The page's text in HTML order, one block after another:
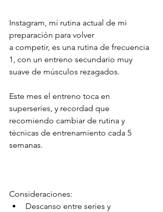
Instagram, mi rutina actual de mi
preparación para volver
a competir, es una rutina de frecuencia
1, con un entreno secundario muy
suave de músculos rezagados.
Este mes el entreno toca en
superseries, y recordad que
recomiendo cambiar de rutina y
técnicas de entrenamiento cada 5
semanas.
Consideraciones:
Descanso entre series y